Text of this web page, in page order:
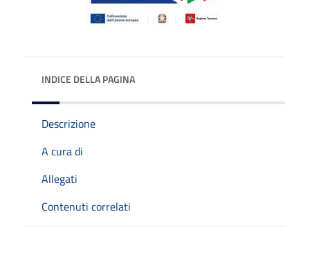
INDICE DELLA PAGINA
Descrizione
A cura di
Allegati
Contenuti correlati